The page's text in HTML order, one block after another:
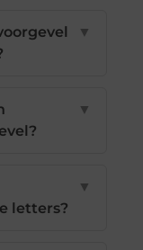
▼
▼
letters?
▼